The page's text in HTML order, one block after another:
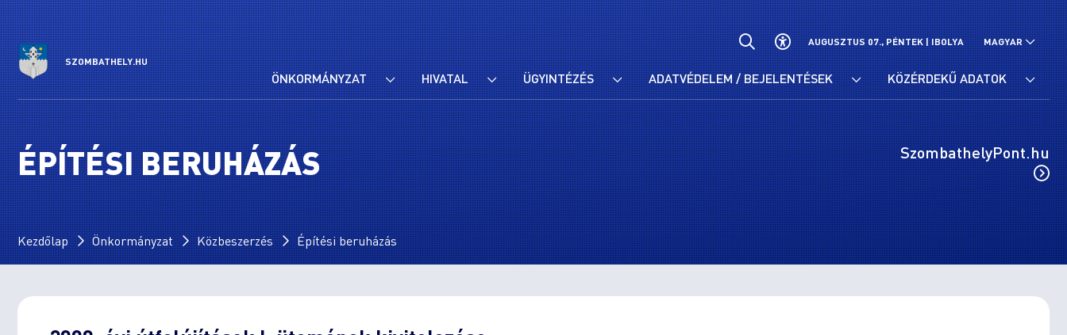
SZOMBATHELY.HU
AUGUSZTUS 07., PÉNTEK |IBOLYA MAGYAR
ÖNKORMÁNYZAT HIVATAL ÜGYINTÉZÉS ADATVÉDELEM / BEJELENTÉSEK KÖZÉRDEKŰ ADATOK
ÉPÍTÉSI BERUHÁZÁS SzombathelyPont.hu
Kezdőlap Önkormányzat Közbeszerzés Építési beruházás